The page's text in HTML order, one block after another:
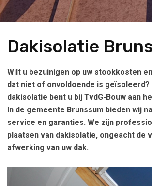
Dakisolatie
Wilt u bezuinigen op uw stookkosten
dat niet of onvoldoende is geïsoleerd?
dakisolatie bent u bij TvdG-Bouw aan
In de gemeente Brunssum bieden wij
service en garanties. We zijn
plaatsen van dakisolatie, ongeacht de
afwerking van uw dak.